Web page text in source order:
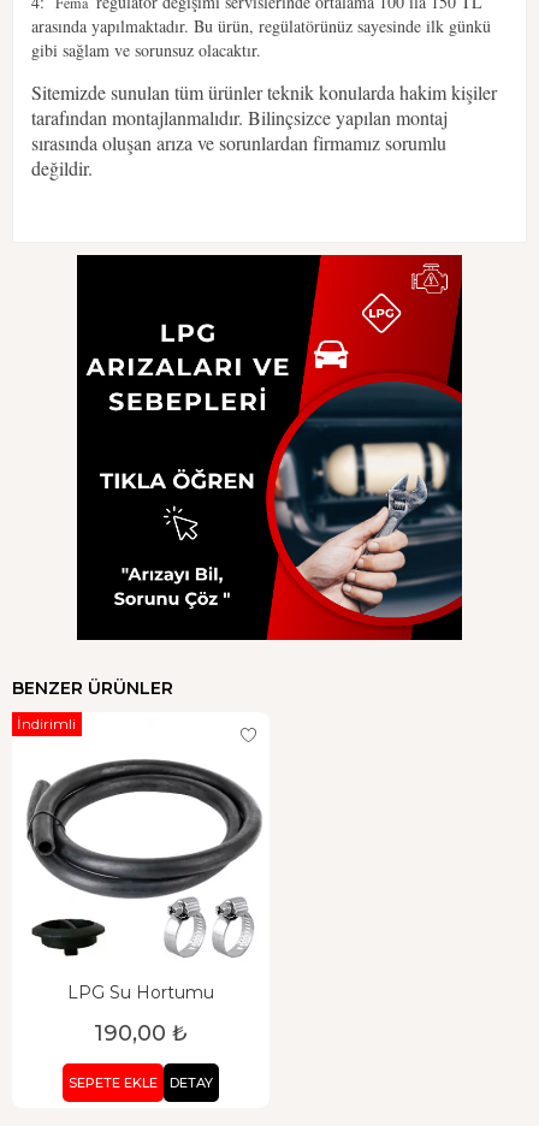
arasında yapılmaktadır. Bu ürün, regülatörünüz sayesinde ilk günkü
gibi sağlam ve sorunsuz olacaktır.
Sitemizde sunulan tüm ürünler teknik konularda hakim kişiler
tarafından montajlanmalıdır. Bilinçsizce yapılan montaj
sırasında oluşan arıza ve sorunlardan firmamız sorumlu
değildir.
BENZER ÜRÜNLER
LPG Su Hortumu
190,00 ₺
SEPETE EKLE DETAY
İndirimli